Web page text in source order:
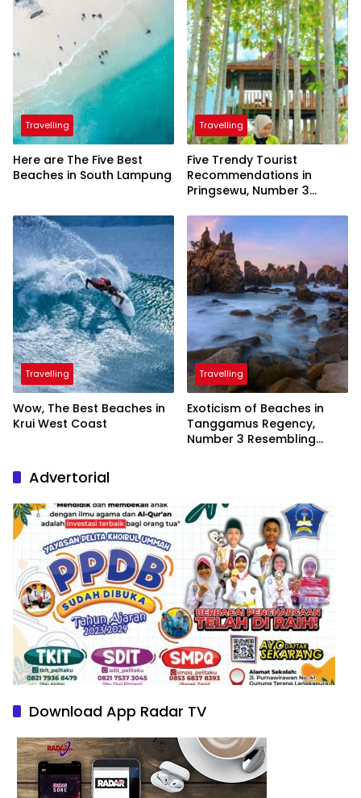
Travelling
Here are The Five Best
Beaches in South Lampung
Travelling
Five Trendy Tourist
Recommendations in
Pringsewu, Number 3
President
Travelling
Wow, The Best Beaches in
Krui West Coast
Travelling
Exoticism of Beaches in
Tanggamus Regency,
Number 3 Resembling
Advertorial
Download App Radar TV